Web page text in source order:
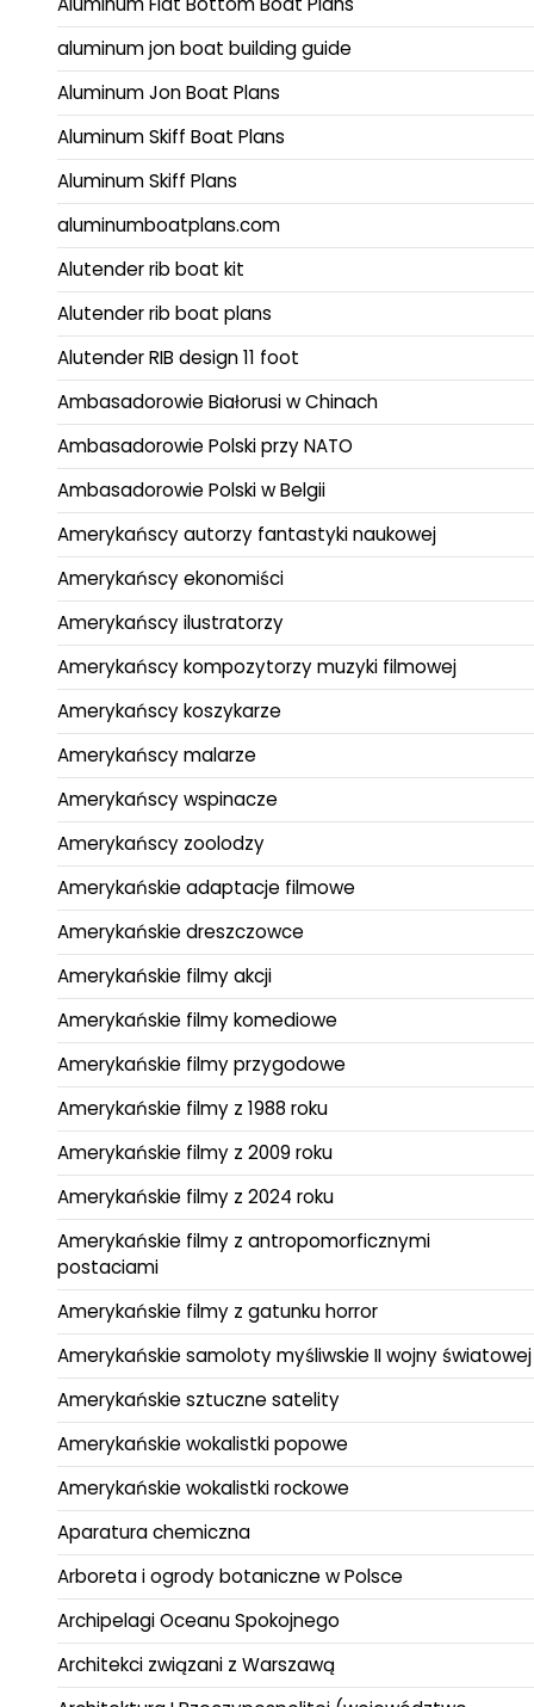
aluminum jon boat building guide
Aluminum Jon Boat Plans
Aluminum Skiff Boat Plans
Aluminum Skiff Plans
aluminumboatplans.com
Alutender rib boat kit
Alutender rib boat plans
Alutender RIB design 11 foot
Ambasadorowie Białorusi w Chinach
Ambasadorowie Polski przy NATO
Ambasadorowie Polski w Belgii
Amerykańscy autorzy fantastyki naukowej
Amerykańscy ekonomiści
Amerykańscy ilustratorzy
Amerykańscy kompozytorzy muzyki filmowej
Amerykańscy koszykarze
Amerykańscy malarze
Amerykańscy wspinacze
Amerykańscy zoolodzy
Amerykańskie adaptacje filmowe
Amerykańskie dreszczowce
Amerykańskie filmy akcji
Amerykańskie filmy komediowe
Amerykańskie filmy przygodowe
Amerykańskie filmy z 1988 roku
Amerykańskie filmy z 2009 roku
Amerykańskie filmy z 2024 roku
Amerykańskie filmy z antropomorficznymi
postaciami
Amerykańskie filmy z gatunku horror
Amerykańskie samoloty myśliwskie II wojny światowej
Amerykańskie sztuczne satelity
Amerykańskie wokalistki popowe
Amerykańskie wokalistki rockowe
Aparatura chemiczna
Arboreta i ogrody botaniczne w Polsce
Archipelagi Oceanu Spokojnego
Architekci związani z Warszawą